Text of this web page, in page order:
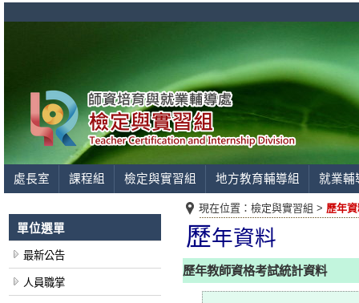
處長室 課程組 檢定與實習組 地方教育輔導組 就業輔
單位選單
最新公告
人員職掌
現在位置： 檢定與實習組 > 歷年
歷年資料
歷年教師資格考試統計資料